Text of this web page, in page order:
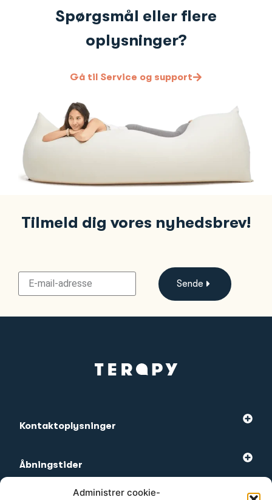
Administrer cookie-
Spørgsmål eller flere
oplysninger?
Gå til Service og support
Tilmeld dig vores nyhedsbrev!
Sende
Kontaktoplysninger
Åbningstider